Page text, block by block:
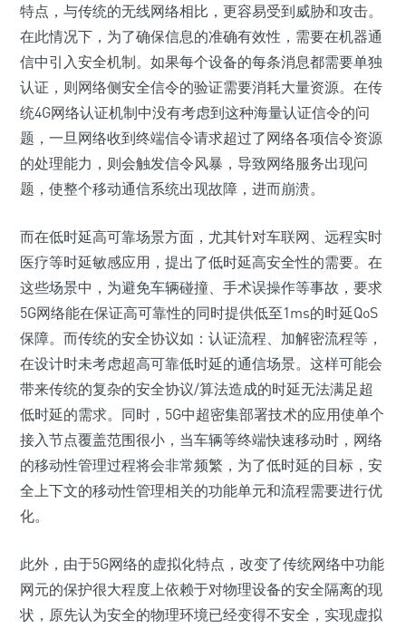
特点，与传统的无线网络相比，更容易受到威胁和攻击。
在此情况下，为了确保信息的准确有效性，需要在机器通
信中引入安全机制。如果每个设备的每条消息都需要单独
认证，则网络侧安全信令的验证需要消耗大量资源。在传
统4G网络认证机制中没有考虑到这种海量认证信令的问
题，一旦网络收到终端信令请求超过了网络各项信令资源
的处理能力，则会触发信令风暴，导致网络服务出现问
题，使整个移动通信系统出现故障，进而崩溃。
而在低时延高可靠场景方面，尤其针对车联网、远程实时
医疗等时延敏感应用，提出了低时延高安全性的需要。在
这些场景中，为避免车辆碰撞、手术误操作等事故，要求
5G网络能在保证高可靠性的同时提供低至1ms的时延QoS
保障。而传统的安全协议如：认证流程、加解密流程等，
在设计时未考虑超高可靠低时延的通信场景。这样可能会
带来传统的复杂的安全协议/算法造成的时延无法满足超
低时延的需求。同时，5G中超密集部署技术的应用使单个
接入节点覆盖范围很小，当车辆等终端快速移动时，网络
的移动性管理过程将会非常频繁，为了低时延的目标，安
全上下文的移动性管理相关的功能单元和流程需要进行优
化。
此外，由于5G网络的虚拟化特点，改变了传统网络中功能
网元的保护很大程度上依赖于对物理设备的安全隔离的现
状，原先认为安全的物理环境已经变得不安全，实现虚拟